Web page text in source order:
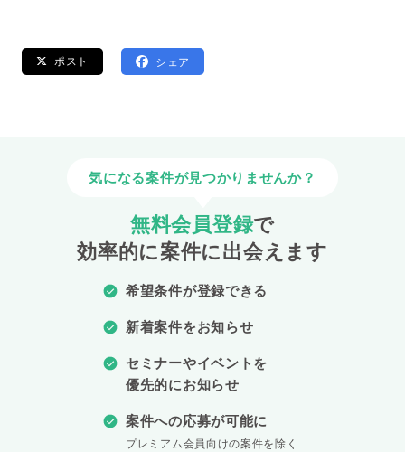
ポスト シェア
気になる案件が見つかりませんか？
無料会員登録で
効率的に案件に出会えます
希望条件が登録できる
新着案件をお知らせ
セミナーやイベントを
優先的にお知らせ
案件への応募が可能に
プレミアム会員向けの案件を除く